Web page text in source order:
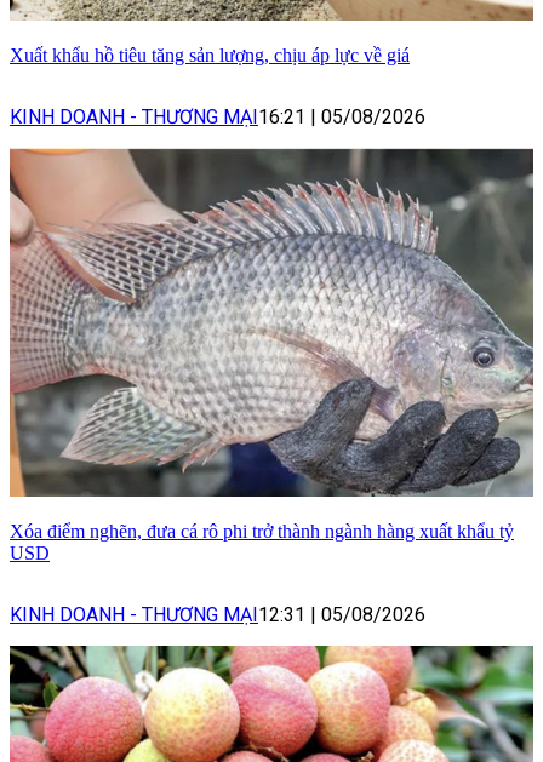
Xuất khẩu hồ tiêu tăng sản lượng, chịu áp lực về giá
KINH DOANH - THƯƠNG MẠI 16:21 05/08/2026
Xóa điểm nghẽn, đưa cá rô phi trở thành ngành hàng xuất khẩu tỷ
USD
KINH DOANH - THƯƠNG MẠI 12:31 05/08/2026